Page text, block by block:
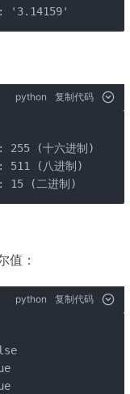
'3.14159'
python 复制代码
(十六进制)
(八进制)
(二进制)
值：
python 复制代码